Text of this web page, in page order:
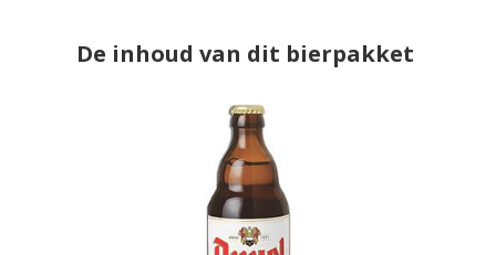
De inhoud van dit bierpakket